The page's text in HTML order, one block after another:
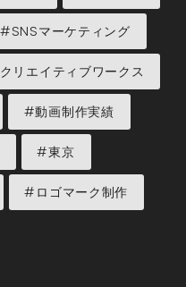
#SNSマーケティング
リエイティブワークス
#動画制作実績
#東京
#ロゴマーク制作